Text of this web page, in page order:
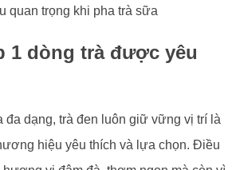
quan trọng khi pha trà sữa
1 dòng trà được yêu
đa dạng, trà đen luôn giữ vững vị trí là
hiệu yêu thích và lựa chọn. Điều